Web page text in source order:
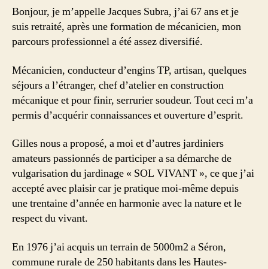
bio
de
Jacques
dans
Hautes
Pyrénées
Bonjour, je m’appelle Jacques Subra, j’ai 67 ans et je
suis retraité, après une formation de mécanicien, mon
parcours professionnel a été assez diversifié.
Mécanicien, conducteur d’engins TP, artisan, quelques
séjours a l’étranger, chef d’atelier en construction
mécanique et pour finir, serrurier soudeur. Tout ceci m’a
permis d’acquérir connaissances et ouverture d’esprit.
Gilles nous a proposé, a moi et d’autres jardiniers
amateurs passionnés de participer a sa démarche de
vulgarisation du jardinage « SOL VIVANT », ce que j’ai
accepté avec plaisir car je pratique moi-même depuis
une trentaine d’année en harmonie avec la nature et le
respect du vivant.
En 1976 j’ai acquis un terrain de 5000m2 a Séron,
commune rurale de 250 habitants dans les Hautes-